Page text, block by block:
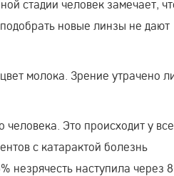
стадии человек замечает,
новые линзы не дают
молока. Зрение утрачено
человека. Это происходит у
с катарактой болезнь
незрячесть наступила через